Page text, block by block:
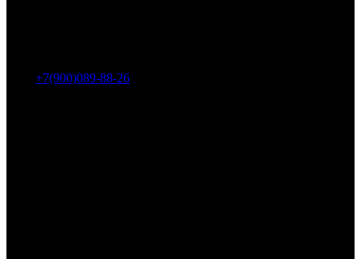
+7(900)089-88-26